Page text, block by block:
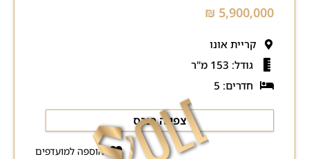
5,900,000 ₪
קריית אונו
גודל: 153 מ"ר
חדרים: 5
צפייה בנכס
הוספה למועדפים